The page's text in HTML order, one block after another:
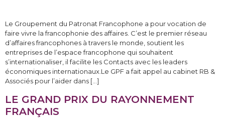
Le Groupement du Patronat Francophone a pour vocation de
faire vivre la francophonie des affaires. C’est le premier réseau
d’affaires francophones à travers le monde, soutient les
entreprises de l’espace francophone qui souhaitent
s’internationaliser, il facilite les Contacts avec les leaders
économiques internationaux.Le GPF a fait appel au cabinet RB &
Associés pour l’aider dans […]
LE GRAND PRIX DU RAYONNEMENT
FRANÇAIS